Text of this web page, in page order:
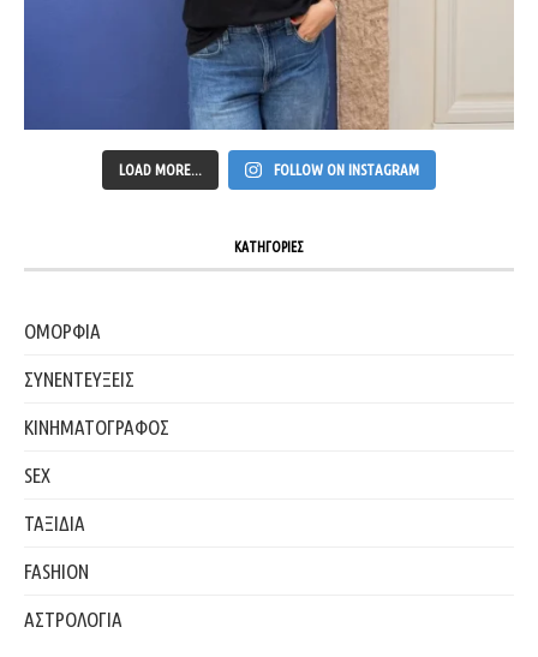
LOAD MORE... FOLLOW ON INSTAGRAM
ΚΑΤΗΓΟΡΙΕΣ
ΟΜΟΡΦΙΑ
ΣΥΝΕΝΤΕΥΞΕΙΣ
ΚΙΝΗΜΑΤΟΓΡΑΦΟΣ
SEX
ΤΑΞΙΔΙΑ
FASHION
ΑΣΤΡΟΛΟΓΙΑ